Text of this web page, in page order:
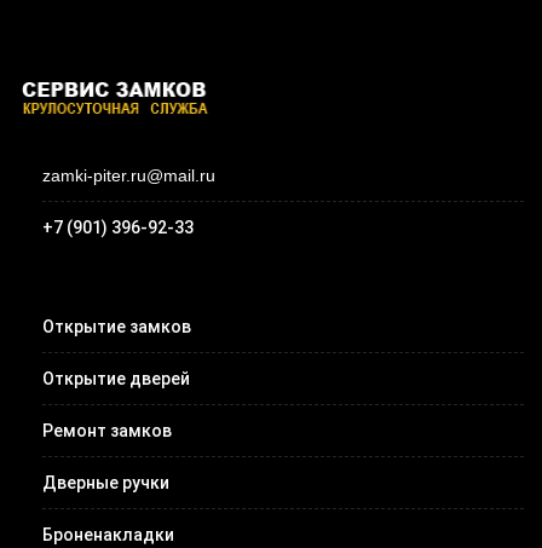
zamki-piter.ru@mail.ru
+7 (901) 396-92-33
Открытие замков
Открытие дверей
Ремонт замков
Дверные ручки
Броненакладки